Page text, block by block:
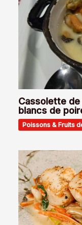
Cassolette
blancs de
Poissons & Fruits